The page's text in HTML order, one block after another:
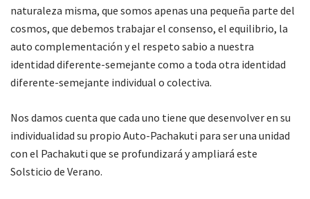
naturaleza misma, que somos apenas una pequeña parte del
cosmos, que debemos trabajar el consenso, el equilibrio, la
auto complementación y el respeto sabio a nuestra
identidad diferente-semejante como a toda otra identidad
diferente-semejante individual o colectiva.
Nos damos cuenta que cada uno tiene que desenvolver en su
individualidad su propio Auto-Pachakuti para ser una unidad
con el Pachakuti que se profundizará y ampliará este
Solsticio de Verano.